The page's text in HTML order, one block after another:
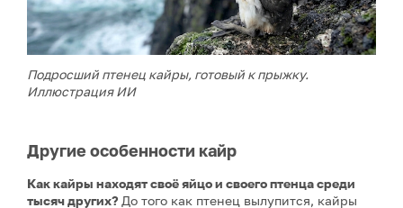
Подросший птенец кайры, готовый к прыжку.
Иллюстрация ИИ
Другие особенности кайр
Как кайры находят своё яйцо и своего птенца среди
тысяч других? До того как птенец вылупится, кайры